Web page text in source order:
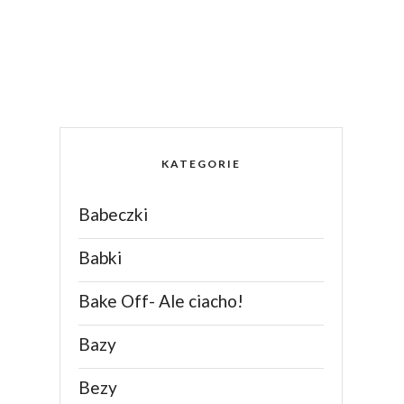
KATEGORIE
Babeczki
Babki
Bake Off- Ale ciacho!
Bazy
Bezy